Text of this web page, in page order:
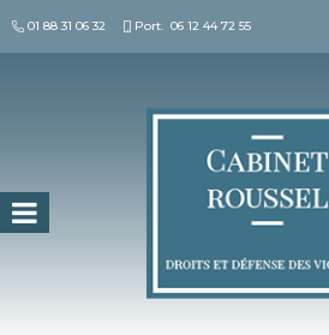
01 88 31 06 32 Port. 06 12 44 72 55
Search